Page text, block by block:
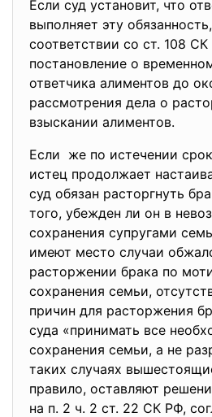
Если суд установит, что
выполняет эту
соответствии со ст. 108
постановление о
ответчика алиментов до
рассмотрения дела о
взыскании алиментов.
Если же по истечении
истец продолжает
суд обязан расторгнуть
того, убежден ли он в
сохранения супругами
имеют место случаи
расторжении брака по
сохранения семьи,
причин для расторжения
суда «принимать все
сохранения семьи, а не
таких случаях
правило, оставляют
на п. 2 ч. 2 ст. 22 СК РФ,